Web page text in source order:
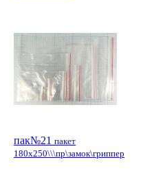
пак№21 пакет
180x250\\\пр\замок\гриппер